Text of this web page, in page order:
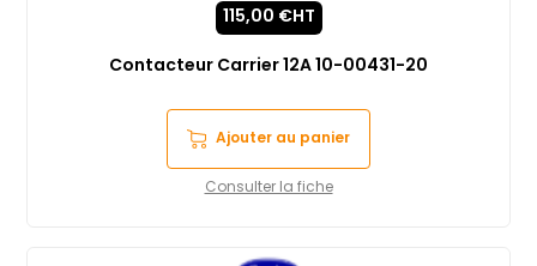
Contacteur Carrier 12A 10-00431-20
115,00 €HT
Ajouter au panier
Consulter la fiche